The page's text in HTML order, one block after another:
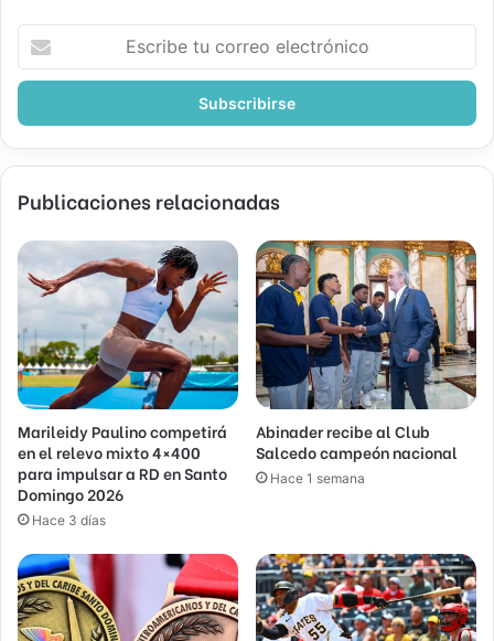
Escribe
correo
Publicaciones relacionadas
Marileidy Paulino competirá
en el relevo mixto 4×400
para impulsar a RD en Santo
Domingo 2026
Hace 3 días
Abinader recibe al Club
Salcedo campeón nacional
Hace 1 semana